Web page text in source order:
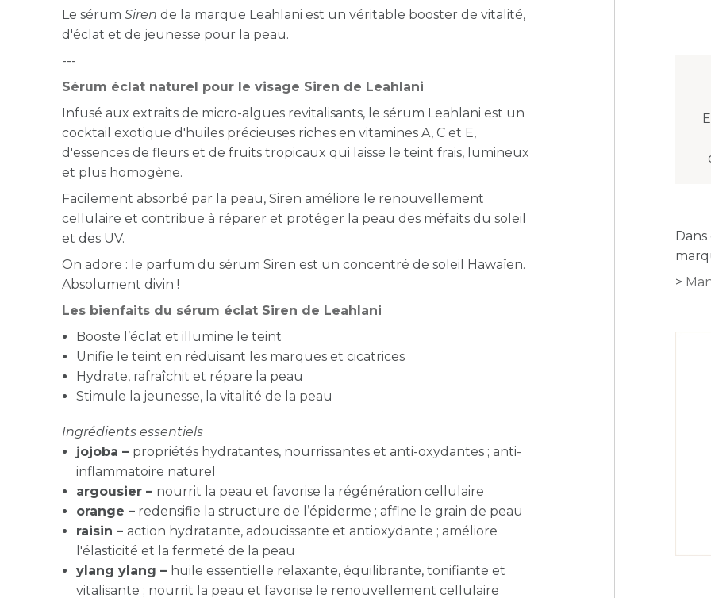
Le sérumSiren de la marque Leahlani est un véritable booster de vitalité,
d'éclat et de jeunesse pour la peau.
---
Sérum éclat naturel pour le visage Siren de Leahlani
Infusé aux extraits de micro-algues revitalisants, le sérum Leahlani est un
cocktail exotique d'huiles précieuses riches en vitamines A, C et E,
d'essences de fleurs et de fruits tropicaux qui laisse le teint frais, lumineux
et plus homogène.
Facilement absorbé par la peau, Siren améliore le renouvellement
cellulaire et contribue à réparer et protéger la peau des méfaits du soleil
et des UV.
On adore : le parfum du sérum Siren est un concentré de soleil Hawaïen.
Absolument divin !
Les bienfaits du sérum éclat Siren de Leahlani
Booste l’éclat et illumine le teint
Unifie le teint en réduisant les marques et cicatrices
Hydrate, rafraîchit et répare la peau
Stimule la jeunesse, la vitalité de la peau
Ingrédients essentiels
jojoba – propriétés hydratantes, nourrissantes et anti-oxydantes ; anti-
inflammatoire naturel
argousier – nourrit la peau et favorise la régénération cellulaire
orange – redensifie la structure de l’épiderme ; affine le grain de peau
raisin – action hydratante, adoucissante et antioxydante ; améliore
l'élasticité et la fermeté de la peau
ylang ylang – huile essentielle relaxante, équilibrante, tonifiante et
vitalisante ; nourrit la peau et favorise le renouvellement cellulaire